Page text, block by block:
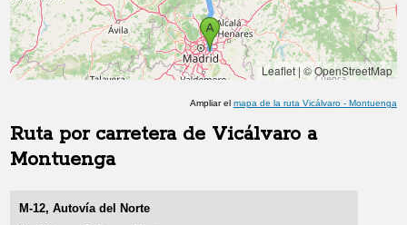
Leaflet|© OpenStreetMap
Ampliar el mapa de la ruta Vicálvaro- Montuenga
Ruta por carretera de Vicálvaro a
Montuenga
M-12, Autovía del Norte